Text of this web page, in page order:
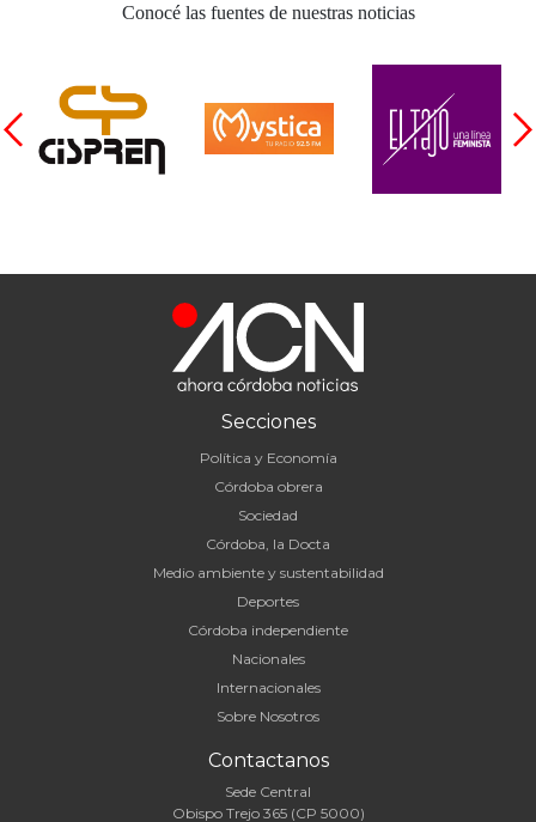
Conocé las fuentes de nuestras noticias
Secciones
Política y Economía
Córdoba obrera
Sociedad
Córdoba, la Docta
Medio ambiente y sustentabilidad
Deportes
Córdoba independiente
Nacionales
Internacionales
Sobre Nosotros
Contactanos
Sede Central
Obispo Trejo 365 (CP 5000)